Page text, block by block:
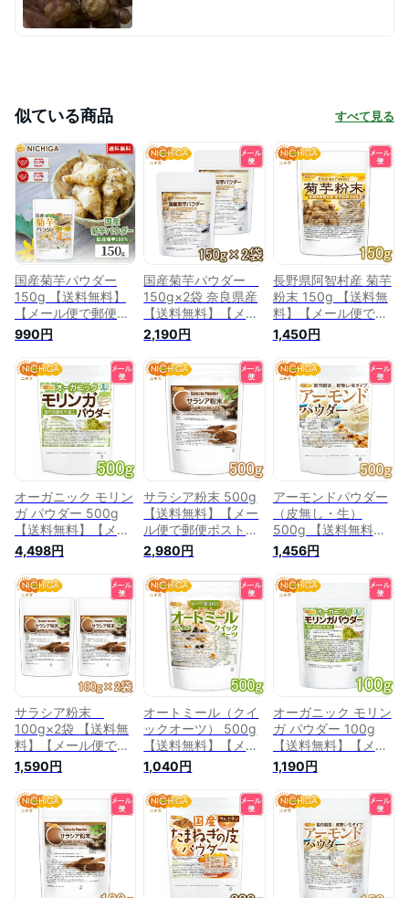
似ている商品 すべて見る
国産菊芋パウダー
150g 【送料無料】
【メール便で郵便ポ
ストにお届け】【代
引不可】【時間指定
不可】 国内加工殺菌
品 [04] NICHIGA(ニ
チガ)
990円
国産菊芋パウダー
150g×2袋 奈良県産
【送料無料】【メー
ル便で郵便ポストに
お届け】【代引不
可】【時間指定不
可】 国内加工殺菌品
[05] NICHIGA(ニチ
2,190円
長野県阿智村産 菊芋
粉末 150g 【送料無
料】【メール便で郵
便ポストにお届け】
【代引不可】【時間
指定不可】 国内加工
殺菌品 国産菊芋パウ
ダー イヌリン含有
[04] NICHIGA(ニチ
1,450円
オーガニック モリン
ガ パウダー 500g
【送料無料】【メー
ル便で郵便ポストに
お届け】【代引不
可】【時間指定不
可】 国内殺菌粉末加
工 [01] NICHIGA(ニ
チガ)
4,498円
サラシア粉末 500g
【送料無料】【メー
ル便で郵便ポストに
お届け】【代引不
可】【時間指定不
可】 国内加工殺菌品
[01] NICHIGA(ニチ
2,980円
アーモンドパウダー
（皮無し・生）
500g 【送料無料】
【メール便で郵便ポ
ストにお届け】【代
引不可】【時間指定
不可】 国内製造
[05] NICHIGA(ニチ
1,456円
サラシア粉末
100g×2袋 【送料無
料】【メール便で郵
便ポストにお届け】
【代引不可】【時間
指定不可】 国内加
工殺菌品 [05]
NICHIGA(ニチガ)
1,590円
オートミール（クイ
ックオーツ） 500g
【送料無料】【メー
ル便で郵便ポストに
お届け】【代引不
可】【時間指定不
可】 国内製造 [05]
NICHIGA(ニチガ)
1,040円
オーガニック モリン
ガ パウダー 100g
【送料無料】【メー
ル便で郵便ポストに
お届け】【代引不
可】【時間指定不
可】 国内殺菌粉末加
工 [04] NICHIGA(ニ
1,190円